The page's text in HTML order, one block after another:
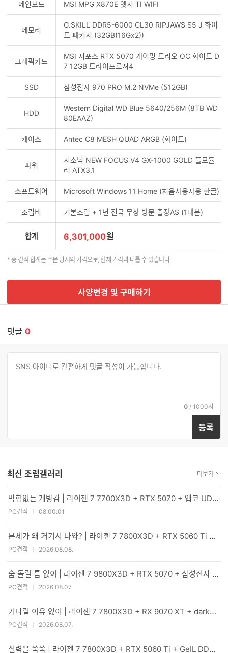
메인보드 MSI MPG X870E 엣지 TI WIFI
메모리
G.SKILL DDR5-6000 CL30 RIPJAWS S5 J 화이
트 패키지 (32GB(16Gx2))
그래픽카드
MSI 지포스 RTX 5070 게이밍 트리오 OC 화이트 D
7 12GB 트라이프로져4
SSD 삼성전자 970 PRO M.2 NVMe (512GB)
HDD
Western Digital WD Blue 5640/256M (8TB WD
80EAAZ)
케이스 Antec C8 MESH QUAD ARGB (화이트)
파워
시소닉 NEW FOCUS V4 GX-1000 GOLD 풀모듈
러 ATX3.1
소프트웨어 Microsoft Windows 11 Home (처음사용자용 한글)
조립비 기본조립 + 1년 전국 무상 방문 출장AS (1대분)
합계 6,301,000원
* 총 견적 합계는 주문 당시의 가격으로, 현재 가격과 다를 수 있습니다.
사양변경 및 구매하기
댓글 0
댓
현
한
0 / 전
체
가
자
1000자
등록
최신 조립갤러리 더보기
막힘없는 개방감 | 라이젠 7 7700X3D + RTX 5070 + 앱코 UD51 엑시드 ARGB BTF
PC견적 08:00:01
본체가 왜 거기서 나와? | 라이젠 7 7800X3D + RTX 5060 Ti + PATRIOT SIGNATURE PREMIUM EVO
PC견적 2026.08.08.
숨 돌릴 틈 없이 | 라이젠 7 9800X3D + RTX 5070 + 삼성전자 990 PRO
PC견적 2026.08.07.
기다릴 이유 없이 | 라이젠 7 7800X3D + RX 9070 XT + darkFlash 퍼펙트모스트 850W 80PLUS골드
PC견적 2026.08.07.
실력을 쑥쑥 | 라이젠 7 7800X3D + RTX 5060 Ti + GeIL DDR5-5600 CL46 PRISTINE V